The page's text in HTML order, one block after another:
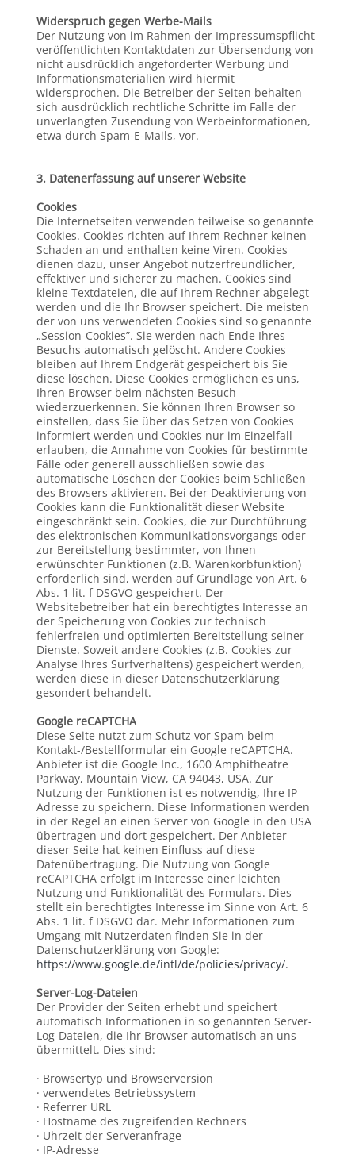
Widerspruch gegen Werbe-Mails
Der Nutzung von im Rahmen der Impressumspflicht
veröffentlichten Kontaktdaten zur Übersendung von
nicht ausdrücklich angeforderter Werbung und
Informationsmaterialien wird hiermit
widersprochen. Die Betreiber der Seiten behalten
sich ausdrücklich rechtliche Schritte im Falle der
unverlangten Zusendung von Werbeinformationen,
etwa durch Spam-E-Mails, vor.
3. Datenerfassung auf unserer Website
Cookies
Die Internetseiten verwenden teilweise so genannte
Cookies. Cookies richten auf Ihrem Rechner keinen
Schaden an und enthalten keine Viren. Cookies
dienen dazu, unser Angebot nutzerfreundlicher,
effektiver und sicherer zu machen. Cookies sind
kleine Textdateien, die auf Ihrem Rechner abgelegt
werden und die Ihr Browser speichert. Die meisten
der von uns verwendeten Cookies sind so genannte
„Session-Cookies”. Sie werden nach Ende Ihres
Besuchs automatisch gelöscht. Andere Cookies
bleiben auf Ihrem Endgerät gespeichert bis Sie
diese löschen. Diese Cookies ermöglichen es uns,
Ihren Browser beim nächsten Besuch
wiederzuerkennen. Sie können Ihren Browser so
einstellen, dass Sie über das Setzen von Cookies
informiert werden und Cookies nur im Einzelfall
erlauben, die Annahme von Cookies für bestimmte
Fälle oder generell ausschließen sowie das
automatische Löschen der Cookies beim Schließen
des Browsers aktivieren. Bei der Deaktivierung von
Cookies kann die Funktionalität dieser Website
eingeschränkt sein. Cookies, die zur Durchführung
des elektronischen Kommunikationsvorgangs oder
zur Bereitstellung bestimmter, von Ihnen
erwünschter Funktionen (z.B. Warenkorbfunktion)
erforderlich sind, werden auf Grundlage von Art. 6
Abs. 1 lit. f DSGVO gespeichert. Der
Websitebetreiber hat ein berechtigtes Interesse an
der Speicherung von Cookies zur technisch
fehlerfreien und optimierten Bereitstellung seiner
Dienste. Soweit andere Cookies (z.B. Cookies zur
Analyse Ihres Surfverhaltens) gespeichert werden,
werden diese in dieser Datenschutzerklärung
gesondert behandelt.
Google reCAPTCHA
Diese Seite nutzt zum Schutz vor Spam beim
Kontakt-/Bestellformular ein Google reCAPTCHA.
Anbieter ist die Google Inc., 1600 Amphitheatre
Parkway, Mountain View, CA 94043, USA. Zur
Nutzung der Funktionen ist es notwendig, Ihre IP
Adresse zu speichern. Diese Informationen werden
in der Regel an einen Server von Google in den USA
übertragen und dort gespeichert. Der Anbieter
dieser Seite hat keinen Einfluss auf diese
Datenübertragung. Die Nutzung von Google
reCAPTCHA erfolgt im Interesse einer leichten
Nutzung und Funktionalität des Formulars. Dies
stellt ein berechtigtes Interesse im Sinne von Art. 6
Abs. 1 lit. f DSGVO dar. Mehr Informationen zum
Umgang mit Nutzerdaten finden Sie in der
Datenschutzerklärung von Google:
https://www.google.de/intl/de/policies/privacy/.
Server-Log-Dateien
Der Provider der Seiten erhebt und speichert
automatisch Informationen in so genannten Server-
Log-Dateien, die Ihr Browser automatisch an uns
übermittelt. Dies sind:
· Browsertyp und Browserversion
· verwendetes Betriebssystem
· Referrer URL
· Hostname des zugreifenden Rechners
· Uhrzeit der Serveranfrage
· IP-Adresse